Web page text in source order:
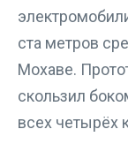
ста метров
Мохаве.
скользил
всех четырёх